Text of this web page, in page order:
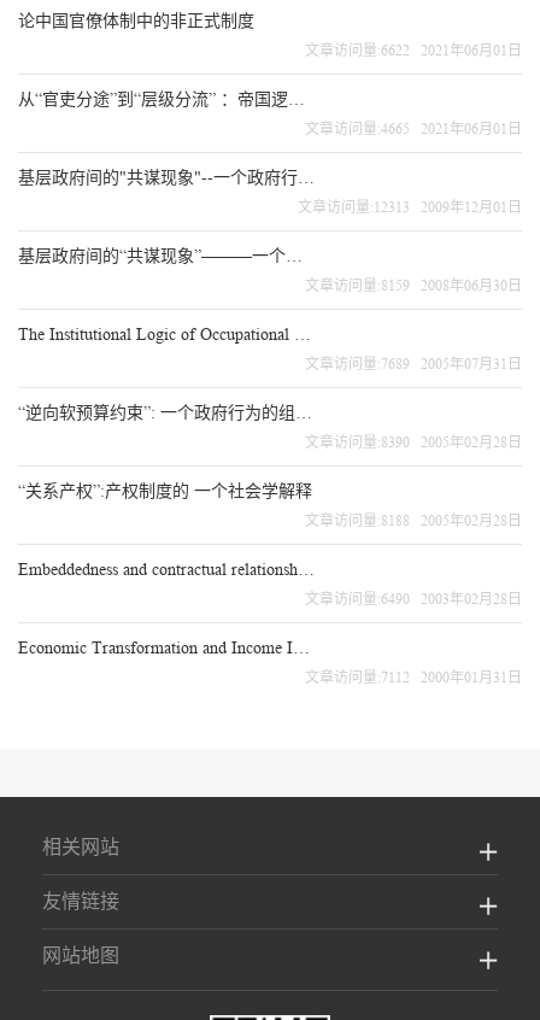
论中国官僚体制中的非正式制度
文章访问量:6622 2021年06月01日
文章访问量:4665 2021年06月01日
文章访问量:12313 2009年12月01日
文章访问量:8159 2008年06月30日
文章访问量:7689 2005年07月31日
文章访问量:8390 2005年02月28日
“关系产权”:产权制度的 一个社会学解释
文章访问量:8188 2005年02月28日
文章访问量:6490 2003年02月28日
文章访问量:7112 2000年01月31日
相关网站
友情链接
网站地图